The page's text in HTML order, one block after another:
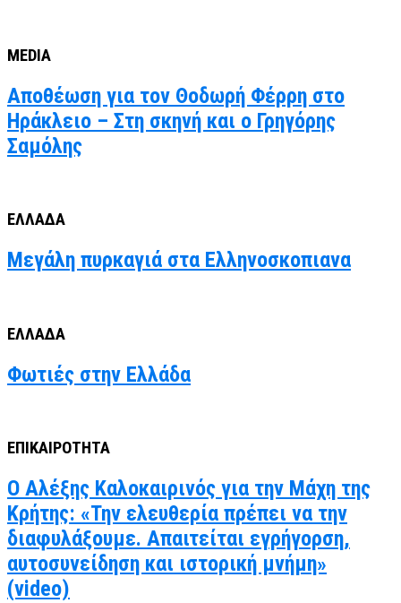
MEDIA
Αποθέωση για τον Θοδωρή Φέρρη στο
Ηράκλειο – Στη σκηνή και ο Γρηγόρης
Σαμόλης
ΕΛΛΑΔΑ
Μεγάλη πυρκαγιά στα Ελληνοσκοπιανα
ΕΛΛΑΔΑ
Φωτιές στην Ελλάδα
ΕΠΙΚΑΙΡΟΤΗΤΑ
Ο Αλέξης Καλοκαιρινός για την Μάχη της
Κρήτης: «Την ελευθερία πρέπει να την
διαφυλάξουμε. Απαιτείται εγρήγορση,
αυτοσυνείδηση και ιστορική μνήμη»
(video)